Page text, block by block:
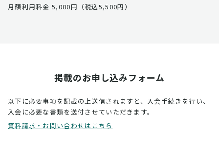
月額利用料金 5,000円（税込5,500円）
掲載のお申し込みフォーム
以下に必要事項を記載の上送信されますと、入会手続きを行い、
入会に必要な書類を送付させていただきます。
資料請求・お問い合わせはこちら